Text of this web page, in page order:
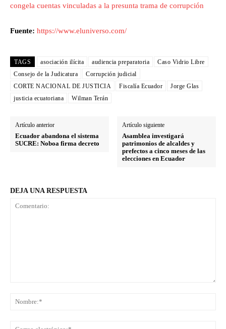
congela cuentas vinculadas a la presunta trama de corrupción
Fuente: https://www.eluniverso.com/
TAGS asociación ilícita audiencia preparatoria
Caso Vidrio Libre
Consejo de la Judicatura
Corrupción judicial
CORTE NACIONAL DE JUSTICIA
Fiscalía Ecuador
Jorge Glas
justicia ecuatoriana
Wilman Terán
Artículo anterior
Ecuador abandona el sistema
SUCRE: Noboa firma decreto
Artículo siguiente
Asamblea investigará
patrimonios de alcaldes y
prefectos a cinco meses de las
elecciones en Ecuador
DEJA UNA RESPUESTA